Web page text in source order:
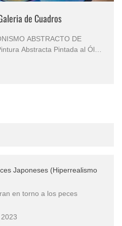
de Cuadros
ABSTRACTO DE
Japoneses (Hiperrealismo
en torno a los peces